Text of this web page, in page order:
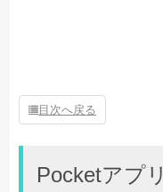
目次へ戻る
Pocketアプリ